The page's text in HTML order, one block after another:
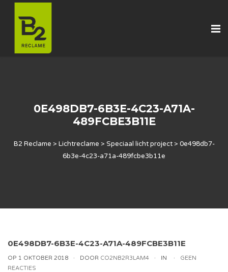
0E498DB7-6B3E-4C23-A71A-
489FCBE3B11E
B2 Reclame > Lichtreclame > Speciaal licht project> 0e498db7-
6b3e-4c23-a71a-489fcbe3b11e
0E498DB7-6B3E-4C23-A71A-489FCBE3B11E
OP 1 OKTOBER 2018 DOOR CO2NB2R3LAM4 IN
GEEN
REACTIES